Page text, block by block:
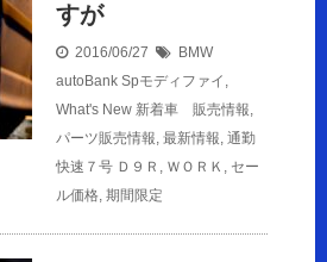
すが
2016/06/27
BMW
autoBank Spモディファイ ,
What's New 新着車 販売情報,
パーツ販売情報, 最新情報, 通勤
快速７号 Ｄ９Ｒ , ＷＯＲＫ , セー
ル価格, 期間限定